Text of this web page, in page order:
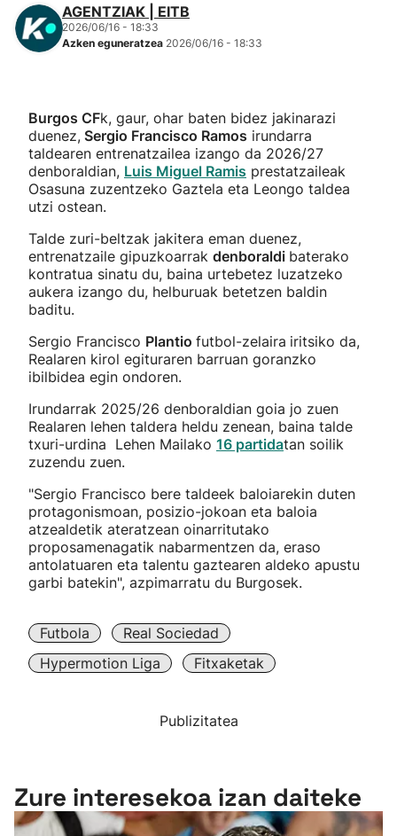
AGENTZIAK | EITB
2026/06/16 - 18:33
Azken eguneratzea 2026/06/16 - 18:33
Burgos CFk, gaur, ohar baten bidez jakinarazi
duenez, Sergio Francisco Ramos irundarra
taldearen entrenatzailea izango da 2026/27
denboraldian, Luis Miguel Ramis prestatzaileak
Osasuna zuzentzeko Gaztela eta Leongo taldea
utzi ostean.
Talde zuri-beltzak jakitera eman duenez,
entrenatzaile gipuzkoarrak denboraldi baterako
kontratua sinatu du, baina urtebetez luzatzeko
aukera izango du, helburuak betetzen baldin
baditu.
Sergio Francisco Plantio futbol-zelaira iritsiko da,
Realaren kirol egituraren barruan goranzko
ibilbidea egin ondoren.
Irundarrak 2025/26 denboraldian goia jo zuen
Realaren lehen taldera heldu zenean, baina talde
txuri-urdina Lehen Mailako 16 partidatan soilik
zuzendu zuen.
"Sergio Francisco bere taldeek baloiarekin duten
protagonismoan, posizio-jokoan eta baloia
atzealdetik ateratzean oinarritutako
proposamenagatik nabarmentzen da, eraso
antolatuaren eta talentu gaztearen aldeko apustu
garbi batekin", azpimarratu du Burgosek.
Futbola
Real Sociedad
Hypermotion Liga
Fitxaketak
Publizitatea
Zure interesekoa izan daiteke